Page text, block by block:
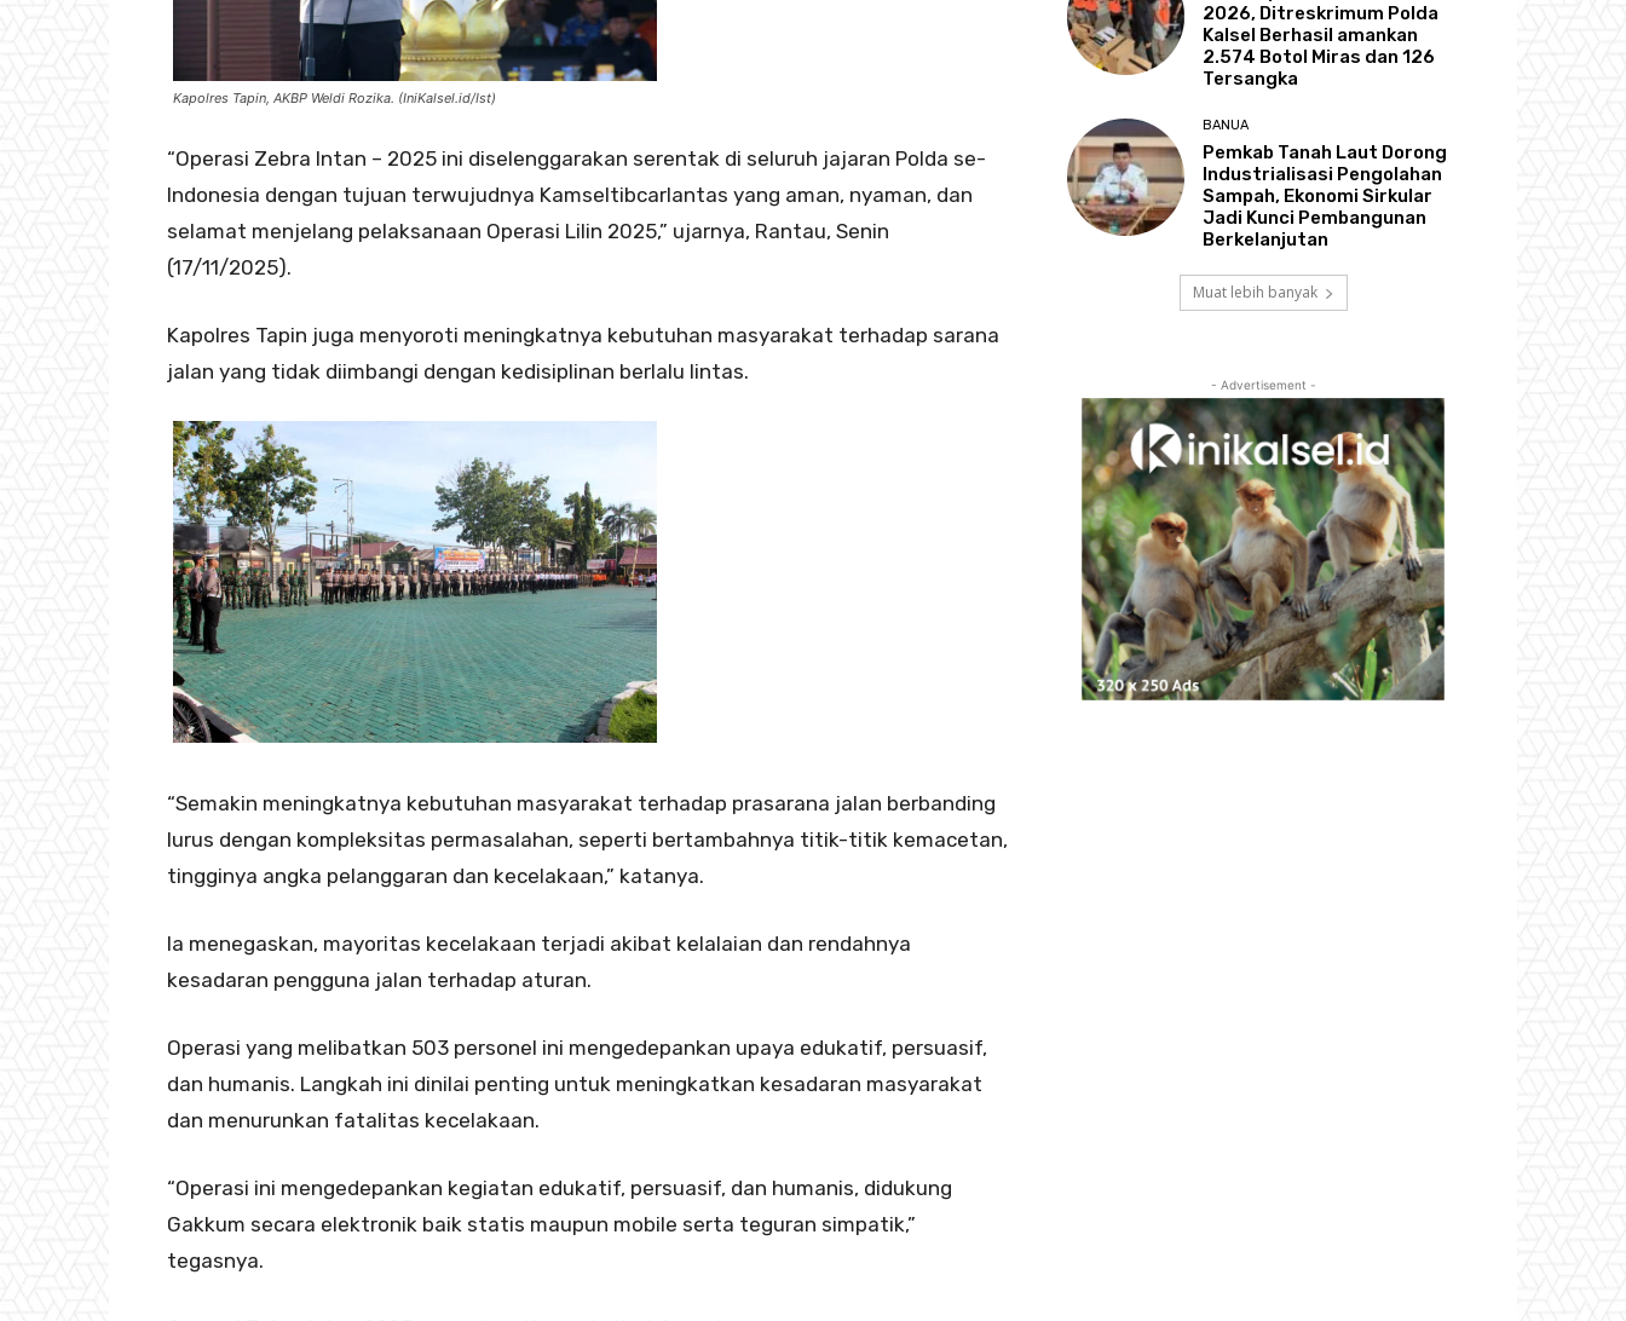
Kapolres Tapin, AKBP Weldi Rozika. (IniKalsel.id/Ist)
“Operasi Zebra Intan – 2025 ini diselenggarakan serentak di seluruh jajaran Polda se-
Indonesia dengan tujuan terwujudnya Kamseltibcarlantas yang aman, nyaman, dan
selamat menjelang pelaksanaan Operasi Lilin 2025,” ujarnya, Rantau, Senin
(17/11/2025).
Kapolres Tapin juga menyoroti meningkatnya kebutuhan masyarakat terhadap sarana
jalan yang tidak diimbangi dengan kedisiplinan berlalu lintas.
“Semakin meningkatnya kebutuhan masyarakat terhadap prasarana jalan berbanding
lurus dengan kompleksitas permasalahan, seperti bertambahnya titik-titik kemacetan,
tingginya angka pelanggaran dan kecelakaan,” katanya.
Ia menegaskan, mayoritas kecelakaan terjadi akibat kelalaian dan rendahnya
kesadaran pengguna jalan terhadap aturan.
Operasi yang melibatkan 503 personel ini mengedepankan upaya edukatif, persuasif,
dan humanis. Langkah ini dinilai penting untuk meningkatkan kesadaran masyarakat
dan menurunkan fatalitas kecelakaan.
“Operasi ini mengedepankan kegiatan edukatif, persuasif, dan humanis, didukung
Gakkum secara elektronik baik statis maupun mobile serta teguran simpatik,”
tegasnya.
2026, Ditreskrimum Polda
Kalsel Berhasil amankan
2.574 Botol Miras dan 126
Tersangka
BANUA
Pemkab Tanah Laut Dorong
Industrialisasi Pengolahan
Sampah, Ekonomi Sirkular
Jadi Kunci Pembangunan
Berkelanjutan
Muat lebih banyak
- Advertisement -